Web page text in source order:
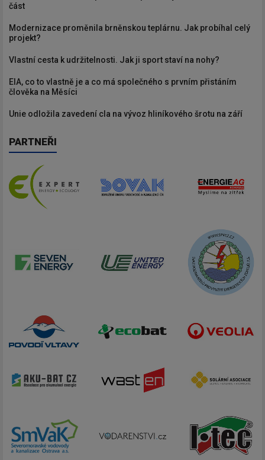
část
Modernizace proměnila brněnskou teplárnu. Jak probíhal celý
projekt?
Vlastní cesta k udržitelnosti. Jak ji sport staví na nohy?
EIA, co to vlastně je a co má společného s prvním přistáním
člověka na Měsíci
Unie odložila zavedení cla na vývoz hliníkového šrotu na září
PARTNEŘI